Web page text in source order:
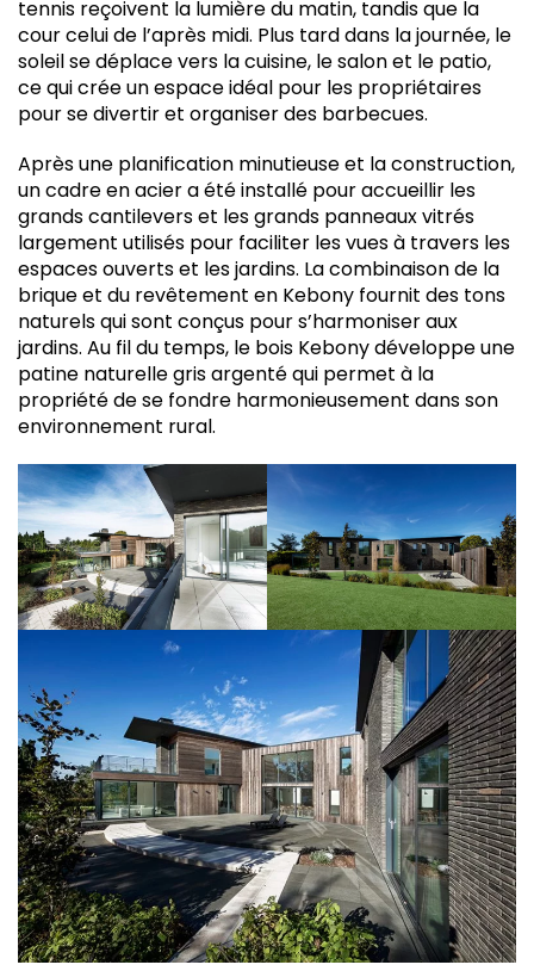
tennis reçoivent la lumière du matin, tandis que la
cour celui de l’après midi. Plus tard dans la journée, le
soleil se déplace vers la cuisine, le salon et le patio,
ce qui crée un espace idéal pour les propriétaires
pour se divertir et organiser des barbecues.
Après une planification minutieuse et la construction,
un cadre en acier a été installé pour accueillir les
grands cantilevers et les grands panneaux vitrés
largement utilisés pour faciliter les vues à travers les
espaces ouverts et les jardins. La combinaison de la
brique et du revêtement en Kebony fournit des tons
naturels qui sont conçus pour s’harmoniser aux
jardins. Au fil du temps, le bois Kebony développe une
patine naturelle gris argenté qui permet à la
propriété de se fondre harmonieusement dans son
environnement rural.